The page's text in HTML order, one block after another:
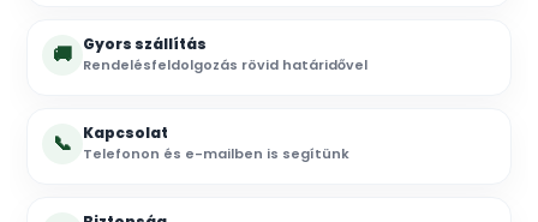
🚚 Gyors szállítás
Rendelésfeldolgozás rövid határidővel
📞 Kapcsolat
Telefonon és e-mailben is segítünk